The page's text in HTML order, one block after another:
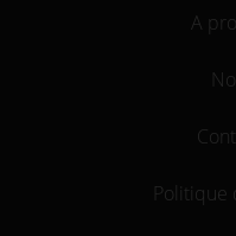
A
Politique